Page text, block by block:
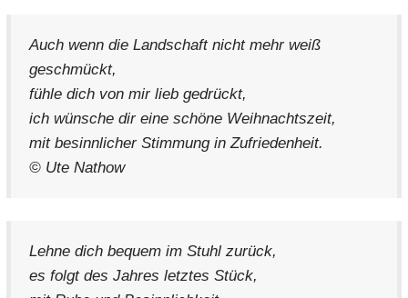
Auch wenn die Landschaft nicht mehr weiß
geschmückt,
fühle dich von mir lieb gedrückt,
ich wünsche dir eine schöne Weihnachtszeit,
mit besinnlicher Stimmung in Zufriedenheit.
© Ute Nathow
Lehne dich bequem im Stuhl zurück,
es folgt des Jahres letztes Stück,